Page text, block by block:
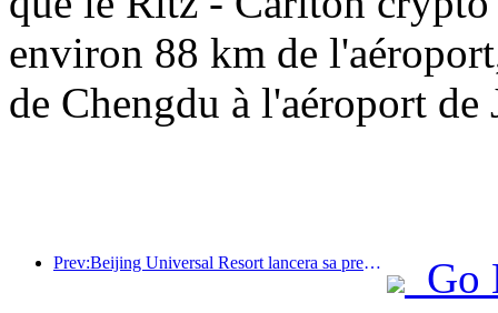
environ 88 km de
de Chengdu à l'aéroport
Prev:Beijing Universal Resort lancera sa première expérience estivale qualifiée le 22 juin
Go